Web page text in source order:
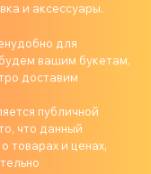
и аксессуары.
для
вашим букетам,
доставим
публичной
что данный
товарах и ценах,